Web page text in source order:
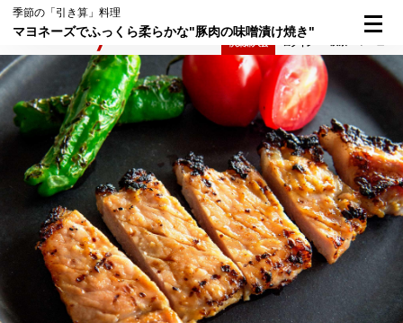
季節の「引き算」料理
マヨネーズでふっくら柔らかな"豚肉の味噌漬け焼き"